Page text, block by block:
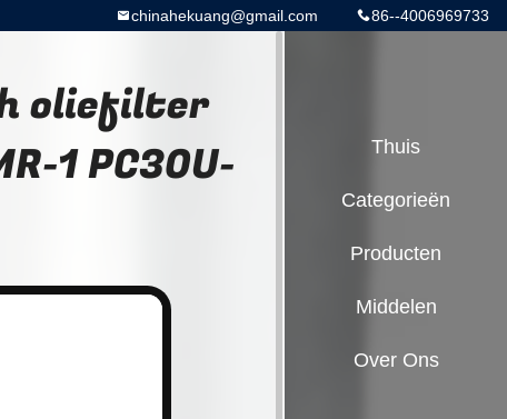
86--4006969733
chinahekuang@gmail.com
oliefilter
1 PC30U-
Thuis
Categorieën
Producten
Middelen
Over Ons